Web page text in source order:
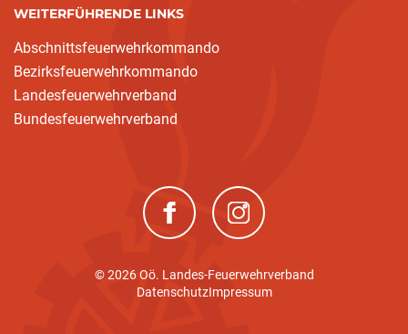
WEITERFÜHRENDE LINKS
Abschnittsfeuerwehrkommando
Bezirksfeuerwehrkommando
Landesfeuerwehrverband
Bundesfeuerwehrverband
(neues Fenster)(neues Fenster)
© 2026 Oö. Landes-Feuerwehrverband
DatenschutzImpressum